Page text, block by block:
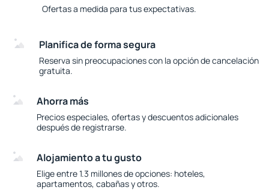
Ofertas a medida para tus expectativas.
Planifica de forma segura
Reserva sin preocupaciones con la opción de cancelación
gratuita.
Ahorra más
Precios especiales, ofertas y descuentos adicionales
después de registrarse.
Alojamiento a tu gusto
Elige entre 1.3 millones de opciones: hoteles,
apartamentos, cabañas y otros.